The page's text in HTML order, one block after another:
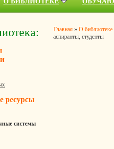
ресурсы
системы
Главная » О библиотеке
аспиранты, студенты